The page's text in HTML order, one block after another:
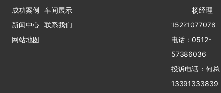
成功案例
车间展示
新闻中心 联系我们
网站地图
杨经理
15221077078
电话：0512-
57386036
投诉电话：何总
13391333839